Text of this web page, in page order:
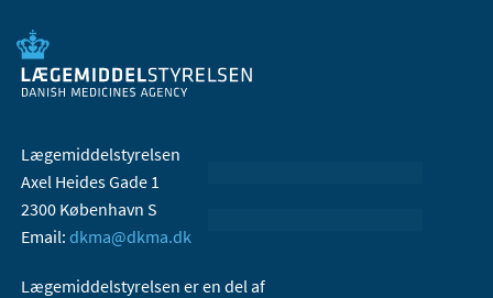
Lægemiddelstyrelsen
Axel Heides Gade 1
2300 København S
Email: dkma@dkma.dk
Lægemiddelstyrelsen er en del af